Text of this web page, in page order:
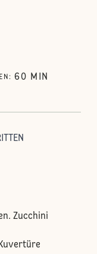
: 60 MIN
Zucchini